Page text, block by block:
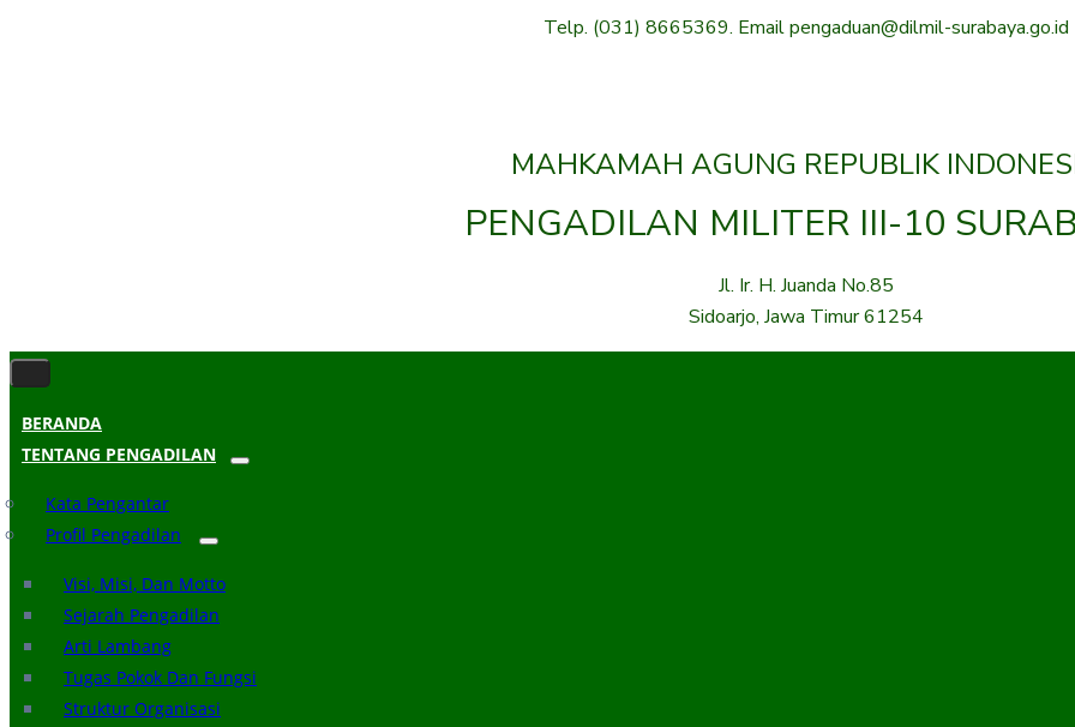
Telp. (031) 8665369. Email pengaduan@dilmil-surabaya.go.id
MAHKAMAH AGUNG REPUBLIK
PENGADILAN MILITER III-10
Jl. Ir. H. Juanda No.85
Sidoarjo, Jawa Timur 61254
BERANDA
TENTANG PENGADILAN
Kata Pengantar
Profil Pengadilan
Visi, Misi, Dan Motto
Sejarah Pengadilan
Arti Lambang
Tugas Pokok Dan Fungsi
Struktur Organisasi